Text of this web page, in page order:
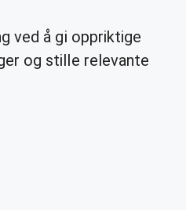
ved å gi oppriktige
og stille relevante